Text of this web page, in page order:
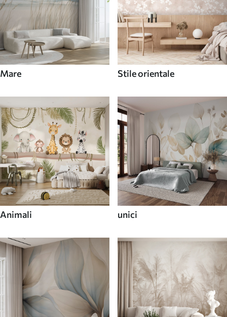
Mare Stile orientale
Animali unici